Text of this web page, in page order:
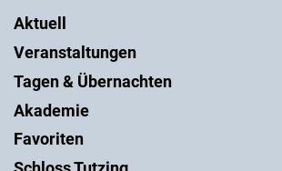
Aktuell
Veranstaltungen
Tagen & Übernachten
Akademie
Favoriten